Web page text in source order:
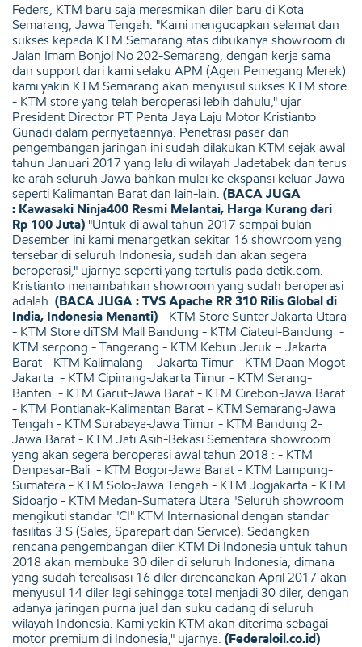
Feders, KTM baru saja meresmikan diler baru di Kota
Semarang, Jawa Tengah. "Kami mengucapkan selamat dan
sukses kepada KTM Semarang atas dibukanya showroom di
Jalan Imam Bonjol No 202-Semarang, dengan kerja sama
dan support dari kami selaku APM (Agen Pemegang Merek)
kami yakin KTM Semarang akan menyusul sukses KTM store
- KTM store yang telah beroperasi lebih dahulu," ujar
President Director PT Penta Jaya Laju Motor Kristianto
Gunadi dalam pernyataannya. Penetrasi pasar dan
pengembangan jaringan ini sudah dilakukan KTM sejak awal
tahun Januari 2017 yang lalu di wilayah Jadetabek dan terus
ke arah seluruh Jawa bahkan mulai ke ekspansi keluar Jawa
seperti Kalimantan Barat dan lain-lain. (BACA JUGA
: Kawasaki Ninja400 Resmi Melantai, Harga Kurang dari
Rp 100 Juta) "Untuk di awal tahun 2017 sampai bulan
Desember ini kami menargetkan sekitar 16 showroom yang
tersebar di seluruh Indonesia, sudah dan akan segera
beroperasi," ujarnya seperti yang tertulis pada detik.com.
Kristianto menambahkan showroom yang sudah beroperasi
adalah: (BACA JUGA : TVS Apache RR 310 Rilis Global di
India, Indonesia Menanti) - KTM Store Sunter-Jakarta Utara
- KTM Store diTSM Mall Bandung - KTM Ciateul-Bandung -
KTM serpong - Tangerang - KTM Kebun Jeruk – Jakarta
Barat - KTM Kalimalang – Jakarta Timur - KTM Daan Mogot-
Jakarta - KTM Cipinang-Jakarta Timur - KTM Serang-
Banten - KTM Garut-Jawa Barat - KTM Cirebon-Jawa Barat
- KTM Pontianak-Kalimantan Barat - KTM Semarang-Jawa
Tengah - KTM Surabaya-Jawa Timur - KTM Bandung 2-
Jawa Barat - KTM Jati Asih-Bekasi Sementara showroom
yang akan segera beroperasi awal tahun 2018 : - KTM
Denpasar-Bali - KTM Bogor-Jawa Barat - KTM Lampung-
Sumatera - KTM Solo-Jawa Tengah - KTM Jogjakarta - KTM
Sidoarjo - KTM Medan-Sumatera Utara "Seluruh showroom
mengikuti standar "CI" KTM Internasional dengan standar
fasilitas 3 S (Sales, Sparepart dan Service). Sedangkan
rencana pengembangan diler KTM Di Indonesia untuk tahun
2018 akan membuka 30 diler di seluruh Indonesia, dimana
yang sudah terealisasi 16 diler direncanakan April 2017 akan
menyusul 14 diler lagi sehingga total menjadi 30 diler, dengan
adanya jaringan purna jual dan suku cadang di seluruh
wilayah Indonesia. Kami yakin KTM akan diterima sebagai
motor premium di Indonesia," ujarnya. (Federaloil.co.id)